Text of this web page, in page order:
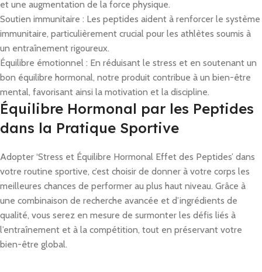
et une augmentation de la force physique.
Soutien immunitaire : Les peptides aident à renforcer le système
immunitaire, particulièrement crucial pour les athlètes soumis à
un entraînement rigoureux.
Équilibre émotionnel : En réduisant le stress et en soutenant un
bon équilibre hormonal, notre produit contribue à un bien-être
mental, favorisant ainsi la motivation et la discipline.
Équilibre Hormonal par les Peptides
dans la Pratique Sportive
Adopter ‘Stress et Équilibre Hormonal Effet des Peptides’ dans
votre routine sportive, c’est choisir de donner à votre corps les
meilleures chances de performer au plus haut niveau. Grâce à
une combinaison de recherche avancée et d’ingrédients de
qualité, vous serez en mesure de surmonter les défis liés à
l’entraînement et à la compétition, tout en préservant votre
bien-être global.